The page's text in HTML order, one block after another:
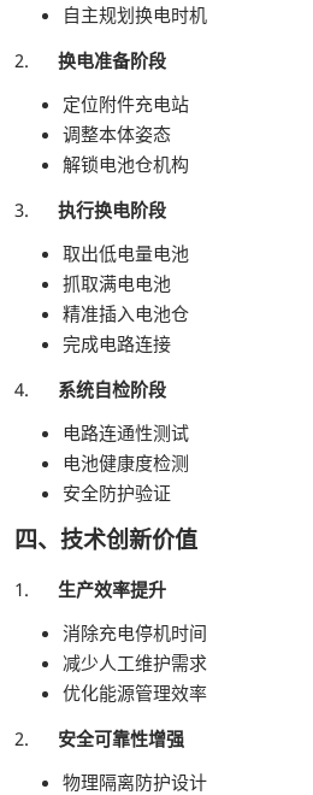
自主规划换电时机
2. 换电准备阶段
定位附件充电站
调整本体姿态
解锁电池仓机构
3. 执行换电阶段
取出低电量电池
抓取满电电池
精准插入电池仓
完成电路连接
4. 系统自检阶段
电路连通性测试
电池健康度检测
安全防护验证
四、技术创新价值
1. 生产效率提升
消除充电停机时间
减少人工维护需求
优化能源管理效率
2. 安全可靠性增强
物理隔离防护设计